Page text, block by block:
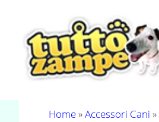
contenuto
Home»Accessori Cani »